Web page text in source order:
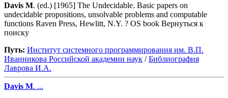
Davis M. (ed.) [1965] The Undecidable. Basic papers on
undecidable propositions, unsolvable problems and computable
functions Raven Press, Hewlitt, N.Y. ? OS book Вернуться к
поиску
Путь: Институт системного программирования им. В.П.
Иванникова Роcсийской академии наук /Библиография
Лаврова И.А.
Davis M. ...